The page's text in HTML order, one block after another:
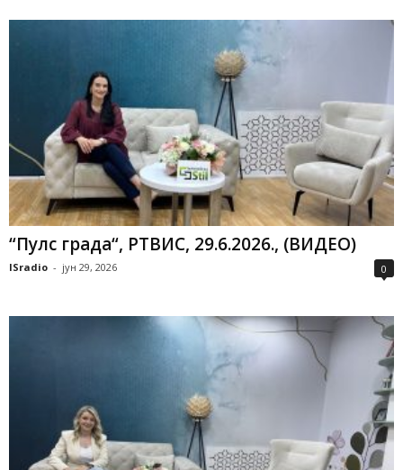
“Пулс града“, РТВИС, 29.6.2026., (ВИДЕО)
ISradio - јун 29, 2026 0